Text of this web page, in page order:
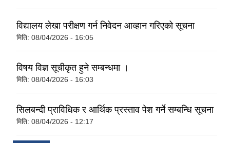
विद्यालय लेखा परीक्षण गर्न निवेदन आव्हान गरिएको सूचना
मिति: 08/04/2026 - 16:05
विषय विज्ञ सूचीकृत हुने सम्बन्धमा ।
मिति: 08/04/2026 - 16:03
सिलबन्दी प्राविधिक र आर्थिक प्रस्ताव पेश गर्ने सम्बन्धि सूचना
मिति: 08/04/2026 - 12:17